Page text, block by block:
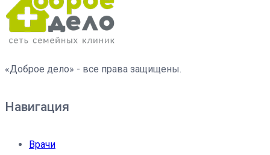
«Доброе дело» - все права защищены.
Навигация
Врачи